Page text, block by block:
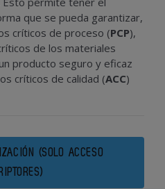
que se pueda garantizar,
críticos de proceso (PCP),
de los materiales
producto seguro y eficaz
críticos de calidad (ACC)
(SOLO ACCESO